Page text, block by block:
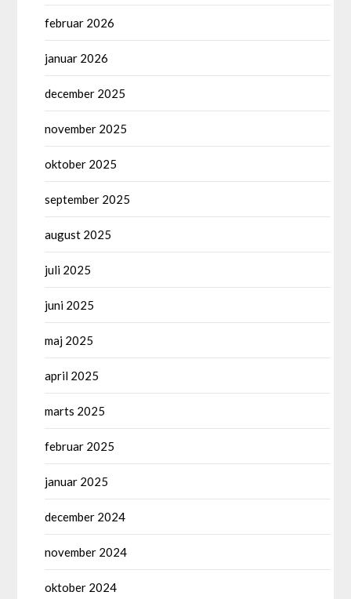
februar 2026
januar 2026
december 2025
november 2025
oktober 2025
september 2025
august 2025
juli 2025
juni 2025
maj 2025
april 2025
marts 2025
februar 2025
januar 2025
december 2024
november 2024
oktober 2024